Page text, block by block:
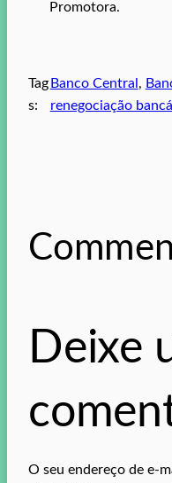
Promotora.
Tag
s:
Banco Central ,
renegociação
Deixe
O seu endereço de e-